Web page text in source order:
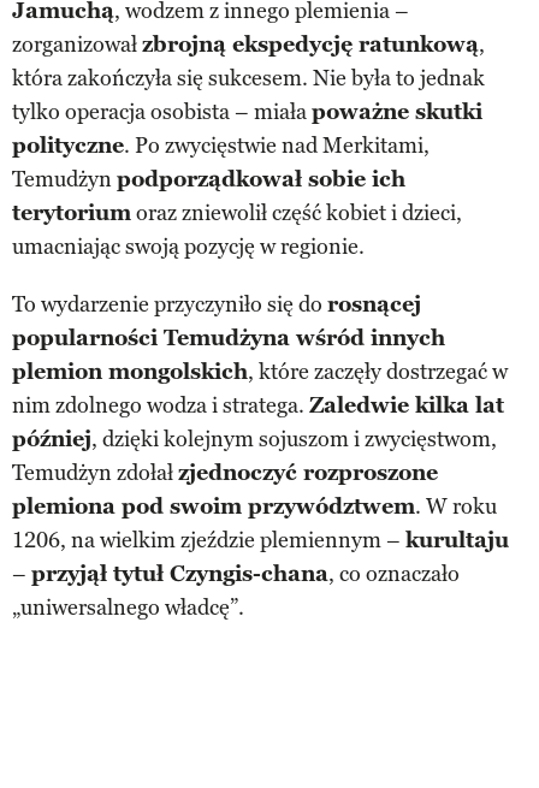
Jamuchą, wodzem z innego plemienia –
zorganizowałzbrojną ekspedycję ratunkową,
która zakończyła się sukcesem. Nie była to jednak
tylko operacja osobista – miałapoważne skutki
polityczne. Po zwycięstwie nad Merkitami,
Temudżynpodporządkował sobie ich
terytoriumoraz zniewolił część kobiet i dzieci,
umacniając swoją pozycję w regionie.
To wydarzenie przyczyniło się do rosnącej
popularności Temudżyna wśród innych
plemion mongolskich, które zaczęły dostrzegać w
nim zdolnego wodza i stratega. Zaledwie kilka lat
później, dzięki kolejnym sojuszom i zwycięstwom,
Temudżyn zdołałzjednoczyć rozproszone
plemiona pod swoim przywództwem. W roku
1206, na wielkim zjeździe plemiennym – kurultaju
– przyjął tytuł Czyngis-chana, co oznaczało
„uniwersalnego władcę”.